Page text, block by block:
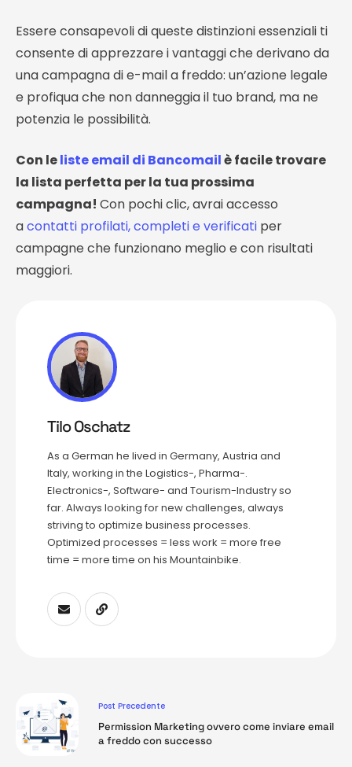
Essere consapevoli di queste distinzioni essenziali ti
consente di apprezzare i vantaggi che derivano da
una campagna di e-mail a freddo: un’azione legale
e profiqua che non danneggia il tuo brand, ma ne
potenzia le possibilità.
Con leliste email di Bancomailè facile trovare
la lista perfetta per la tua prossima
campagna! Con pochi clic, avrai accesso
acontatti profilati, completi e verificati per
campagne che funzionano meglio e con risultati
maggiori.
Tilo Oschatz
As a German he lived in Germany, Austria and
Italy, working in the Logistics-, Pharma-.
Electronics-, Software- and Tourism-Industry so
far. Always looking for new challenges, always
striving to optimize business processes.
Optimized processes = less work = more free
time = more time on his Mountainbike.
Post Precedente
Permission Marketing ovvero come inviare email
a freddo con successo